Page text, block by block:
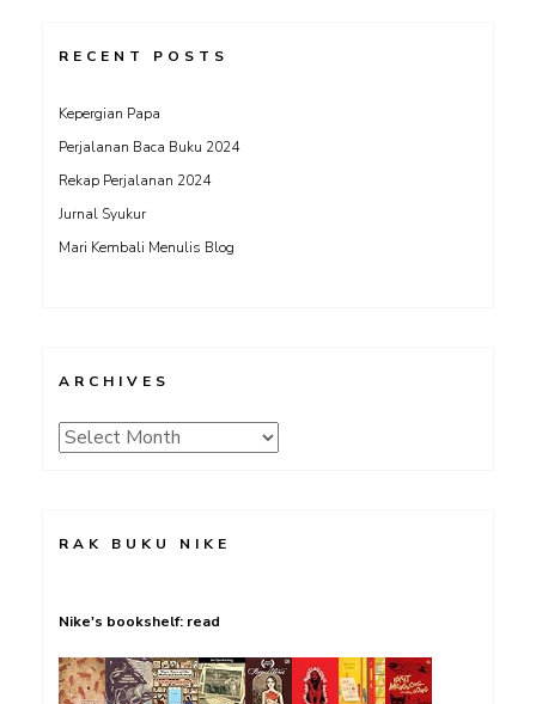
RECENT POSTS
Kepergian Papa
Perjalanan Baca Buku 2024
Rekap Perjalanan 2024
Jurnal Syukur
Mari Kembali Menulis Blog
ARCHIVES
Archives
RAK BUKU NIKE
Nike's bookshelf: read